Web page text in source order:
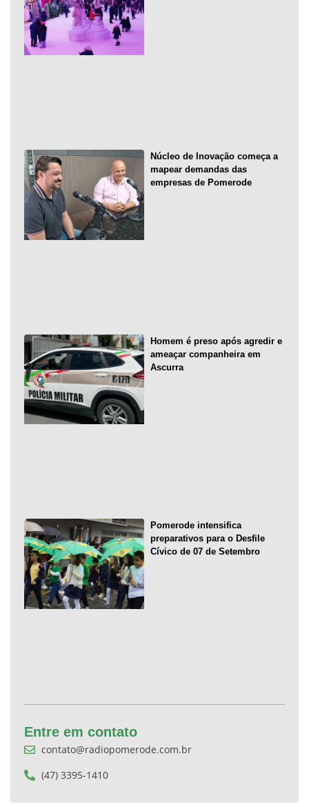
Núcleo de Inovação começa a
mapear demandas das
empresas de Pomerode
Homem é preso após agredir e
ameaçar companheira em
Ascurra
Pomerode intensifica
preparativos para o Desfile
Cívico de 07 de Setembro
Entre em contato
contato@radiopomerode.com.br
(47) 3395-1410